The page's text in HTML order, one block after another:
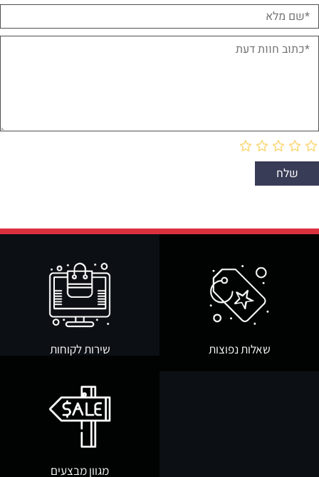
שאלות נפוצות שירות לקוחות
מגוון מבצעים